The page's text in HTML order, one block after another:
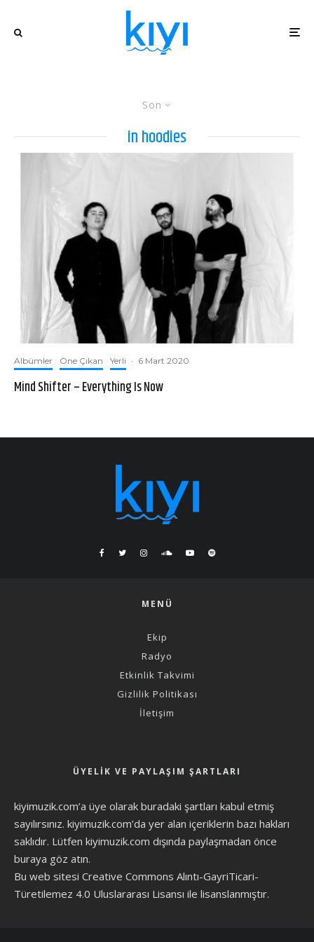
Son
in hoodies
Albümler Öne Çıkan Yerli · 6 Mart 2020
Mind Shifter – Everything Is Now
MENÜ
Ekip
Radyo
Etkinlik Takvimi
Gizlilik Politikası
İletişim
ÜYELIK VE PAYLAŞIM ŞARTLARI
kiyimuzik.com’a üye olarak buradaki şartları kabul etmiş
sayılırsınız. kiyimuzik.com’da yer alan içeriklerin bazı hakları
saklıdır. Lütfen kiyimuzik.com dışında paylaşmadan önce
buraya göz atın.
Bu web sitesi Creative Commons Alıntı-GayriTicari-
Türetilemez 4.0 Uluslararası Lisansı ile lisanslanmıştır.